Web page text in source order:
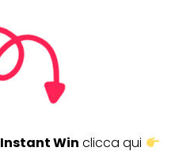
Instant Win clicca qui